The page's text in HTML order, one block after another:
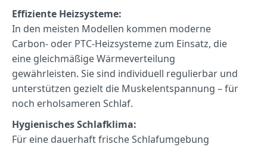
Effiziente Heizsysteme:
In den meisten Modellen kommen moderne
Carbon- oder PTC-Heizsysteme zum Einsatz, die
eine gleichmäßige Wärmeverteilung
gewährleisten. Sie sind individuell regulierbar und
unterstützen gezielt die Muskelentspannung – für
noch erholsameren Schlaf.
Hygienisches Schlafklima:
Für eine dauerhaft frische Schlafumgebung